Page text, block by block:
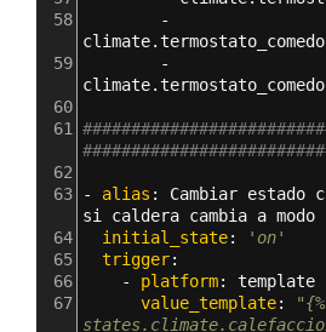
58
59
60
61
62
63
- alias : Cambiar estado
si caldera cambia a modo
64
  initial_state
:
'on'
65
  trigger
:
66
- platform: template
67
value_template: